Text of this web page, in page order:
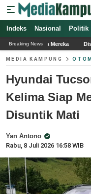
Indeks Nasional Politik
Breaking News
Diselesaikan dengan Adu
MEDIA KAMPUNG
Hyundai
Kelima Siap
Disuntik Mati
Yan Antono
Rabu, 8 Juli 2026 16:58 WIB